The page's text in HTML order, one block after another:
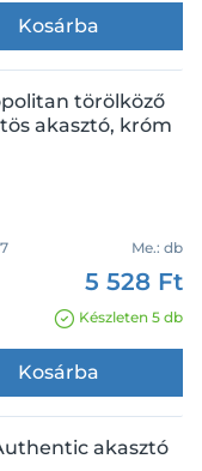
Kosárba
törölköző
akasztó, króm
Me.: db
5 528 Ft
Készleten 5 db
Kosárba
akasztó